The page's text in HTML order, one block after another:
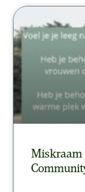
Miskraam